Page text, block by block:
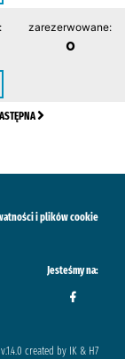
zarezerwowane:
0
i plików cookie
Jesteśmy na:
v.1.4.0 created by IK & H7